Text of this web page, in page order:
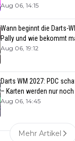
Aug 06, 14:15
Wann beginnt die Darts-
Pally und wie bekommt
Aug 06, 19:12
Darts WM 2027: PDC
– Karten werden nur
Aug 06, 14:45
Mehr Artikel